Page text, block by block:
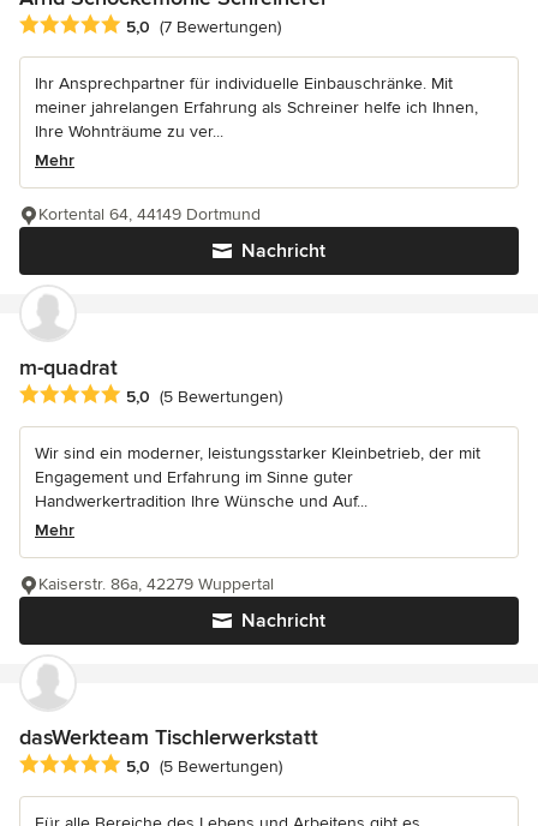
Durchschnittliche Bewertung: 5 von 5 Sternen
5,0 (7 Bewertungen)
Ihr Ansprechpartner für individuelle Einbauschränke. Mit
meiner jahrelangen Erfahrung als Schreiner helfe ich Ihnen,
Ihre Wohnträume zu ver...
Mehr
Nachricht
Kortental 64, 44149 Dortmund
m-quadrat
Durchschnittliche Bewertung: 5 von 5 Sternen
5,0 (5 Bewertungen)
Wir sind ein moderner, leistungsstarker Kleinbetrieb, der mit
Engagement und Erfahrung im Sinne guter
Handwerkertradition Ihre Wünsche und Auf...
Mehr
Nachricht
Kaiserstr. 86a, 42279 Wuppertal
dasWerkteam Tischlerwerkstatt
Durchschnittliche Bewertung: 5 von 5 Sternen
5,0 (5 Bewertungen)